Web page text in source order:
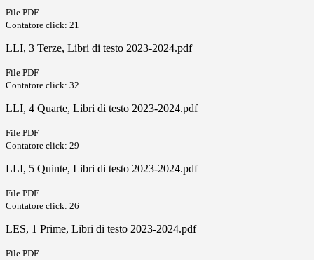
File PDF
Contatore click: 21
LLI, 3 Terze, Libri di testo 2023-2024.pdf
File PDF
Contatore click: 32
LLI, 4 Quarte, Libri di testo 2023-2024.pdf
File PDF
Contatore click: 29
LLI, 5 Quinte, Libri di testo 2023-2024.pdf
File PDF
Contatore click: 26
LES, 1 Prime, Libri di testo 2023-2024.pdf
File PDF